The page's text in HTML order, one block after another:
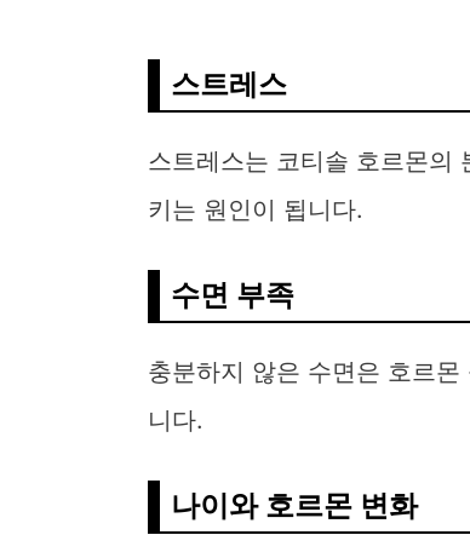
스트레스
스트레스는 코티솔 호르몬의
키는 원인이 됩니다.
수면 부족
충분하지 않은 수면은 호르
니다.
나이와 호르몬 변화